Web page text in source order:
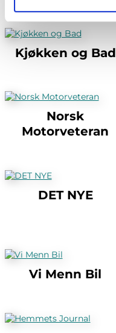
Kjøkken og Bad
Norsk
Motorveteran
DET NYE
Vi Menn Bil